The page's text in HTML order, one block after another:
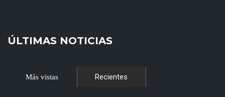
ÚLTIMAS NOTICIAS
Más vistas Recientes